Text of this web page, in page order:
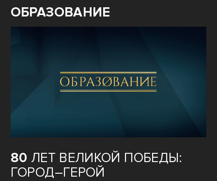
ОБРАЗОВАНИЕ
80 ЛЕТ ВЕЛИКОЙ ПОБЕДЫ:
ГОРОД–ГЕРОЙ